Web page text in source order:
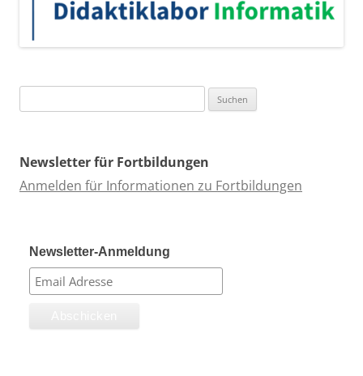
nach:
Newsletter für Fortbildungen
Anmelden für Informationen zu Fortbildungen
Newsletter-Anmeldung